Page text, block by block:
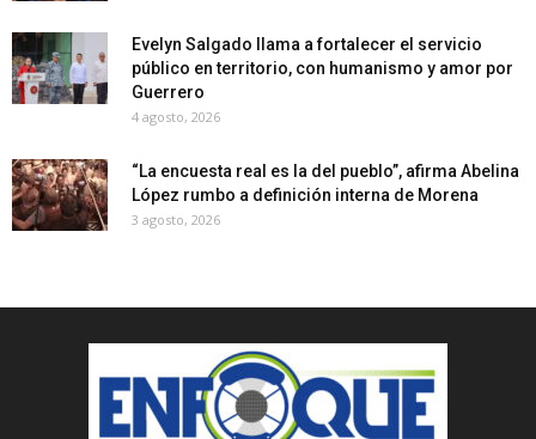
Evelyn Salgado llama a fortalecer el servicio
público en territorio, con humanismo y amor por
Guerrero
4 agosto, 2026
“La encuesta real es la del pueblo”, afirma Abelina
López rumbo a definición interna de Morena
3 agosto, 2026